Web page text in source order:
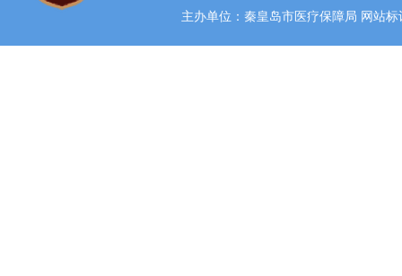
主办单位：秦皇岛市医疗保障局 网站